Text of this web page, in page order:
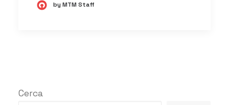
by MTM Staff
Cerca